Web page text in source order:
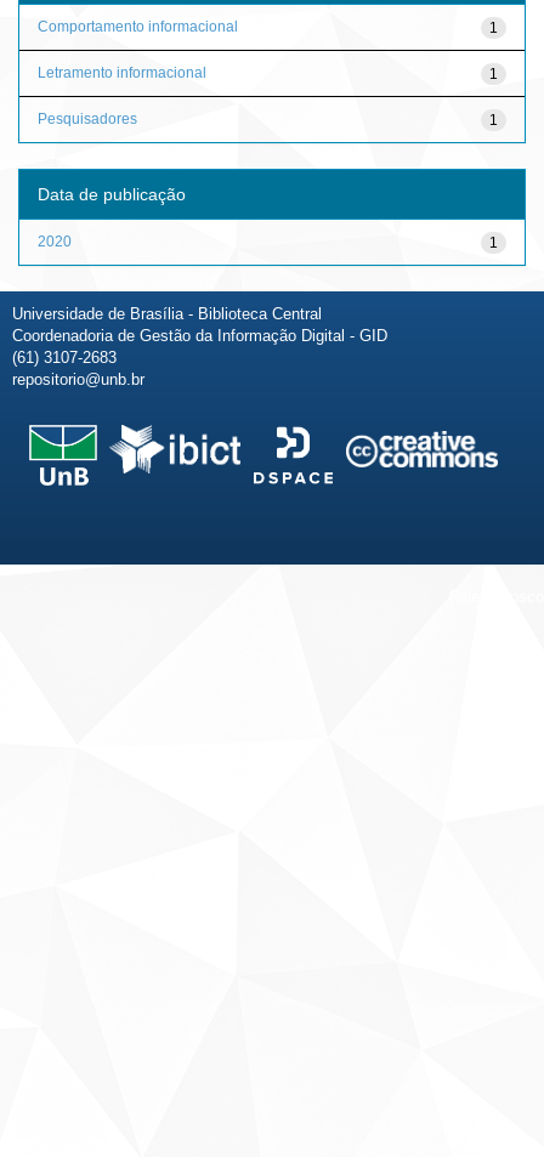
1
Comportamento informacional
1
Letramento informacional
1
Pesquisadores
Data de publicação
1
2020
Universidade de Brasília - Biblioteca Central
Coordenadoria de Gestão da Informação Digital - GID
(61) 3107-2683
repositorio@unb.br